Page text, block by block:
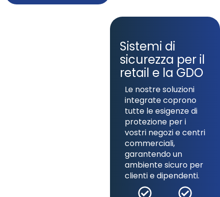
Sistemi di
sicurezza per il
retail e la GDO
Le nostre soluzioni
integrate coprono
tutte le esigenze di
protezione per i
vostri negozi e centri
commerciali,
garantendo un
ambiente sicuro per
clienti e dipendenti.